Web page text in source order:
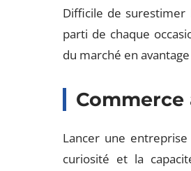
Difficile de surestimer
parti de chaque
du marché en
Lancer une
curiosité et la